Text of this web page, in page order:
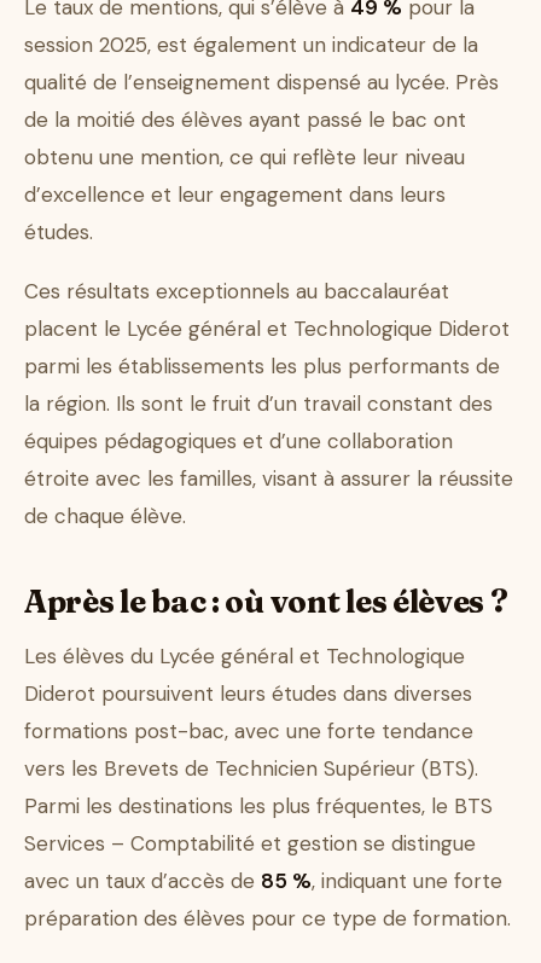
Le taux de mentions, qui s’élève à 49 % pour la
session 2025, est également un indicateur de la
qualité de l’enseignement dispensé au lycée. Près
de la moitié des élèves ayant passé le bac ont
obtenu une mention, ce qui reflète leur niveau
d’excellence et leur engagement dans leurs
études.
Ces résultats exceptionnels au baccalauréat
placent le Lycée général et Technologique Diderot
parmi les établissements les plus performants de
la région. Ils sont le fruit d’un travail constant des
équipes pédagogiques et d’une collaboration
étroite avec les familles, visant à assurer la réussite
de chaque élève.
Après le bac : où vont les élèves ?
Les élèves du Lycée général et Technologique
Diderot poursuivent leurs études dans diverses
formations post-bac, avec une forte tendance
vers les Brevets de Technicien Supérieur (BTS).
Parmi les destinations les plus fréquentes, le BTS
Services – Comptabilité et gestion se distingue
avec un taux d’accès de 85 %, indiquant une forte
préparation des élèves pour ce type de formation.